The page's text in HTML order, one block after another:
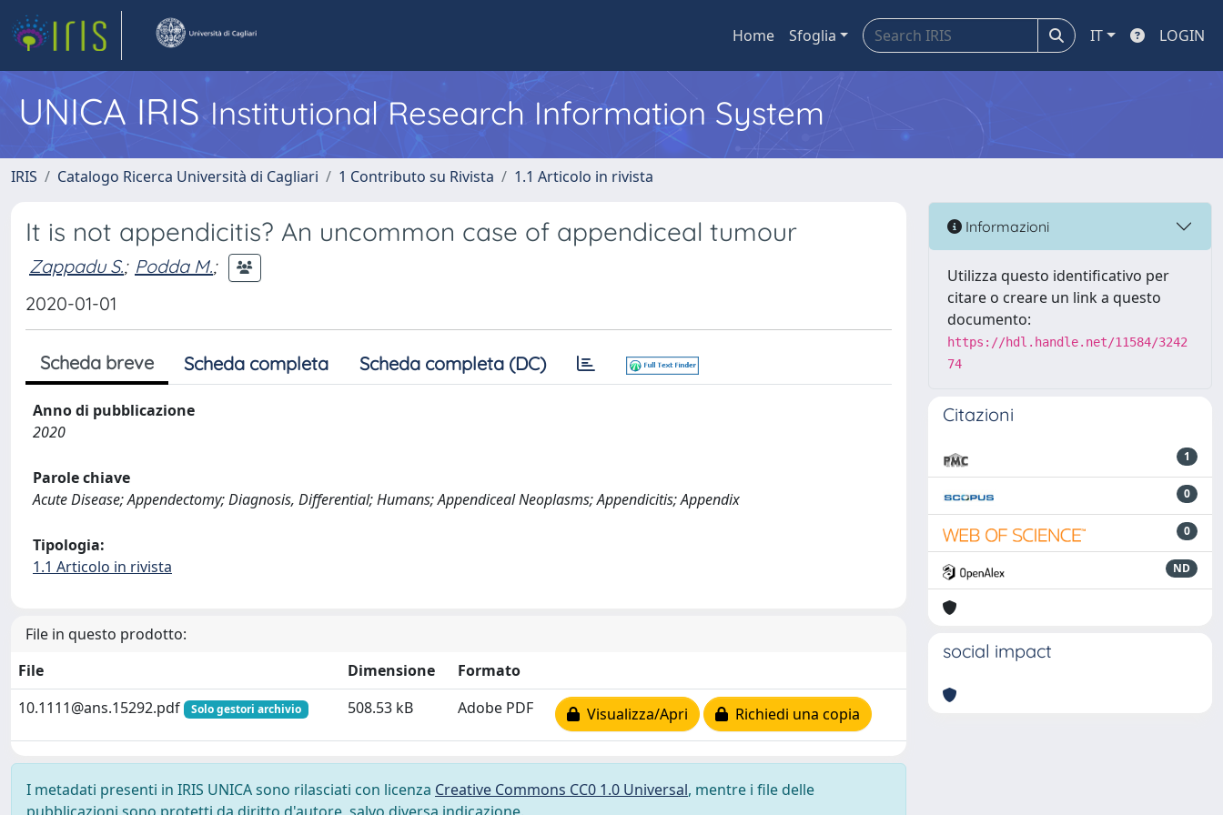
Home Sfoglia IT LOGIN
UNICA IRISInstitutional Research Information System
IRIS Catalogo Ricerca Università di Cagliari 1 Contributo su Rivista 1.1 Articolo in rivista
It is not appendicitis? An uncommon case of appendiceal tumour
Zappadu S.; Podda M.;
2020-01-01
Scheda breve Scheda completa Scheda completa (DC)
Anno di pubblicazione
2020
Parole chiave
Acute Disease; Appendectomy; Diagnosis, Differential; Humans; Appendiceal Neoplasms; Appendicitis; Appendix
Tipologia:
1.1 Articolo in rivista
File in questo prodotto:
File
Dimensione
Formato
10.1111@ans.15292.pdf
Solo gestori archivio 508.53 kB Adobe PDF Visualizza/Apri Richiedi una copia
I metadati presenti in IRIS UNICA sono rilasciati con licenza Creative Commons CC0 1.0 Universal, mentre i file delle
Informazioni
Utilizza questo identificativo per
citare o creare un link a questo
documento:
https://hdl.handle.net/11584/3242
74
Citazioni
1
0
0
ND
social impact